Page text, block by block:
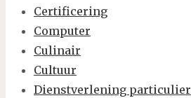
Certificering
Computer
Culinair
Cultuur
Dienstverlening particulier